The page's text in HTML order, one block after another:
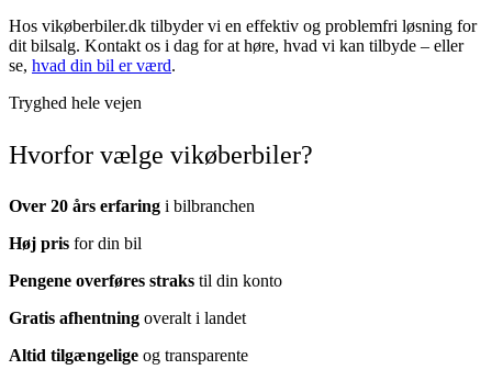
Hos vikøberbiler.dk tilbyder vi en effektiv og problemfri løsning for
dit bilsalg. Kontakt os i dag for at høre, hvad vi kan tilbyde – eller
se, hvad din bil er værd.
Tryghed hele vejen
Hvorfor vælge vikøberbiler?
Over 20 års erfaring i bilbranchen
Høj pris for din bil
Pengene overføres straks til din konto
Gratis afhentning overalt i landet
Altid tilgængelige og transparente